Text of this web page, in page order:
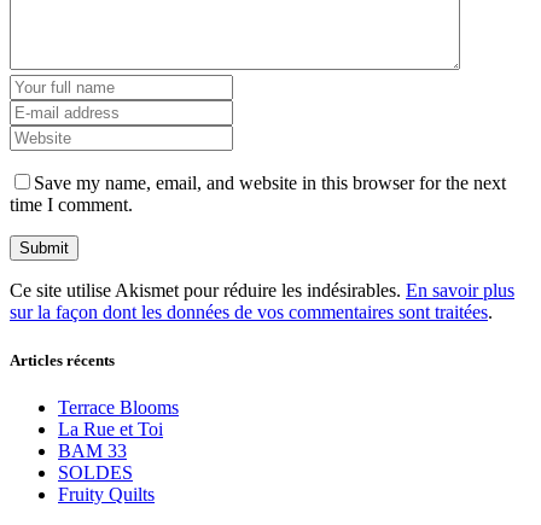
Save my name, email, and website in this browser for the next
time I comment.
Ce site utilise Akismet pour réduire les indésirables. En savoir plus
sur la façon dont les données de vos commentaires sont traitées.
Articles récents
Terrace Blooms
La Rue et Toi
BAM 33
SOLDES
Fruity Quilts